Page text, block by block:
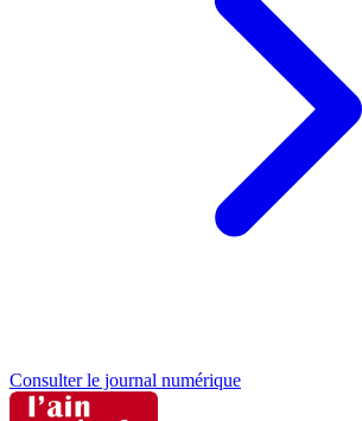
Consulter le journal numérique